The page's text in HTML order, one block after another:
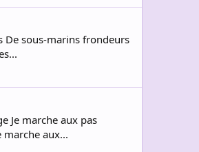
De sous-marins frondeurs
Je marche aux pas
marche aux...